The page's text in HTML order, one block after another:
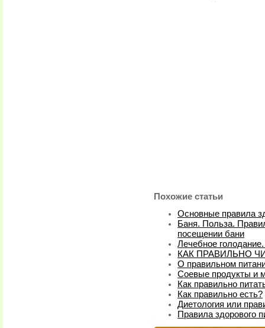
Похожие статьи
Основные правила
Баня. Польза.
посещении бани
Лечебное
КАК ПРАВИЛЬНО
О правильном
Соевые продукты и
Как правильно
Как правильно есть?
Диетология или
Правила здорового